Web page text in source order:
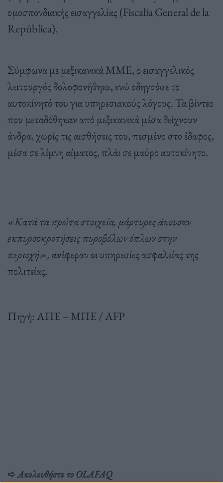
ομοσπονδιακής εισαγγελίας (Fiscalía General de la
República).
Σύμφωνα με μεξικανικά ΜΜΕ, ο εισαγγελικός
λειτουργός δολοφονήθηκε, ενώ οδηγούσε το
αυτοκίνητό του για υπηρεσιακούς λόγους. Τα βίντεο
που μεταδόθηκαν από μεξικανικά μέσα δείχνουν
άνδρα, χωρίς τις αισθήσεις του, πεσμένο στο έδαφος,
μέσα σε λίμνη αίματος, πλάι σε μαύρο αυτοκίνητο.
«Κατά τα πρώτα στοιχεία, μάρτυρες άκουσαν
εκπυρσοκροτήσεις πυροβόλων όπλων στην
περιοχή», ανέφεραν οι υπηρεσίες ασφαλείας της
πολιτείας.
Πηγή: ΑΠΕ – ΜΠΕ / AFP
➪ Ακολουθήστε το OLAFAQ